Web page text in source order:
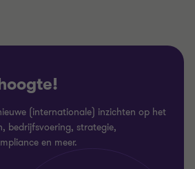
(internationale) inzichten op het
bedrijfsvoering, strategie,
en meer.